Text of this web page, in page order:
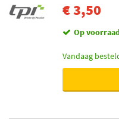
Toon meer
Niet op voorraad (424)
€ 3,50
Op
Vandaag